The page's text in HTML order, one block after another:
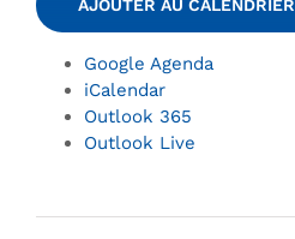
AJOUTER AU CALENDRIER
Google Agenda
iCalendar
Outlook 365
Outlook Live